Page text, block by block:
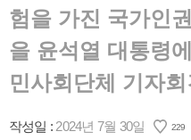
험을 가진 국가인
을 윤석열 대통령
민사회단체 기자회
작성일 : 2024년 7월 30일 229